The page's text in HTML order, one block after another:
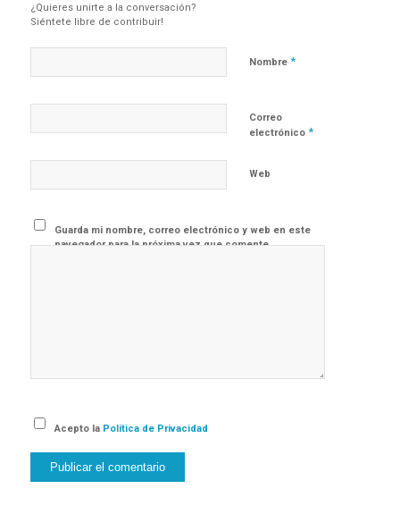
¿Quieres unirte a la conversación?
Siéntete libre de contribuir!
Nombre *
Correo
electrónico *
Web
Guarda mi nombre, correo electrónico y web en este
navegador para la próxima vez que comente.
Acepto la Política de Privacidad